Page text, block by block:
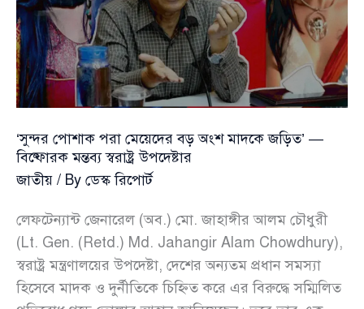
উপদেষ্টা
জাহাঙ্গীর
আলম
‘সুন্দর পোশাক পরা মেয়েদের বড় অংশ মাদকে জড়িত’ —
বিষ্ফোরক মন্তব্য স্বরাষ্ট্র উপদেষ্টার
জাতীয় / By ডেস্ক রিপোর্ট
লেফটেন্যান্ট জেনারেল (অব.) মো. জাহাঙ্গীর আলম চৌধুরী
(Lt. Gen. (Retd.) Md. Jahangir Alam Chowdhury),
স্বরাষ্ট্র মন্ত্রণালয়ের উপদেষ্টা, দেশের অন্যতম প্রধান সমস্যা
হিসেবে মাদক ও দুর্নীতিকে চিহ্নিত করে এর বিরুদ্ধে সম্মিলিত